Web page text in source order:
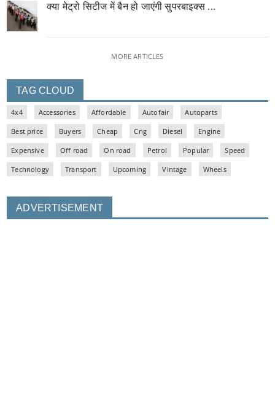
क्या मेट्रो सिटीज में बैन हो जाएंगी सुपरबाइक्स ...
MORE ARTICLES
TAG CLOUD
4x4 Accessories Affordable Autofair Autoparts
Best price Buyers Cheap Cng Diesel Engine
Expensive Off road On road Petrol Popular Speed
Technology Transport Upcoming Vintage Wheels
ADVERTISEMENT